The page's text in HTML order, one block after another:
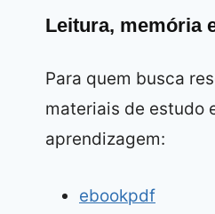
Leitura, memória
Para quem busca
materiais de estudo
aprendizagem:
ebookpdf